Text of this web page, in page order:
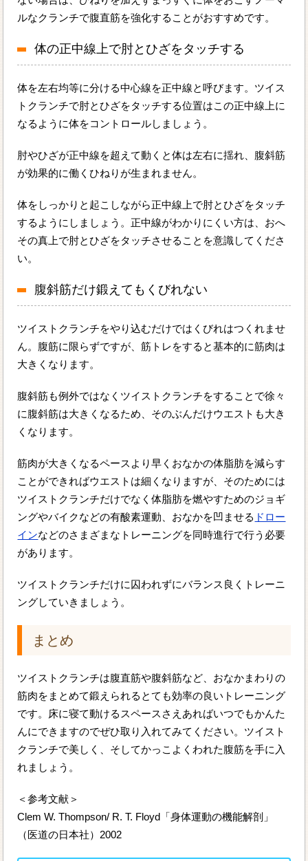
ルなクランチで腹直筋を強化することがおすすめです。
体の正中線上で肘とひざをタッチする
体を左右均等に分ける中心線を正中線と呼びます。ツイス
トクランチで肘とひざをタッチする位置はこの正中線上に
なるように体をコントロールしましょう。
肘やひざが正中線を超えて動くと体は左右に揺れ、腹斜筋
が効果的に働くひねりが生まれません。
体をしっかりと起こしながら正中線上で肘とひざをタッチ
するようにしましょう。正中線がわかりにくい方は、おへ
その真上で肘とひざをタッチさせることを意識してくださ
い。
腹斜筋だけ鍛えてもくびれない
ツイストクランチをやり込むだけではくびれはつくれませ
ん。腹筋に限らずですが、筋トレをすると基本的に筋肉は
大きくなります。
腹斜筋も例外ではなくツイストクランチをすることで徐々
に腹斜筋は大きくなるため、そのぶんだけウエストも大き
くなります。
筋肉が大きくなるペースより早くおなかの体脂肪を減らす
ことができればウエストは細くなりますが、そのためには
ツイストクランチだけでなく体脂肪を燃やすためのジョギ
ングやバイクなどの有酸素運動、おなかを凹ませる ドロー
インなどのさまざまなトレーニングを同時進行で行う必要
があります。
ツイストクランチだけに囚われずにバランス良くトレーニ
ングしていきましょう。
まとめ
ツイストクランチは腹直筋や腹斜筋など、おなかまわりの
筋肉をまとめて鍛えられるとても効率の良いトレーニング
です。床に寝て動けるスペースさえあればいつでもかんた
んにできますのでぜひ取り入れてみてください。ツイスト
クランチで美しく、そしてかっこよくわれた腹筋を手に入
れましょう。
＜参考文献＞
Clem W. Thompson/ R. T. Floyd「身体運動の機能解剖」
（医道の日本社）2002